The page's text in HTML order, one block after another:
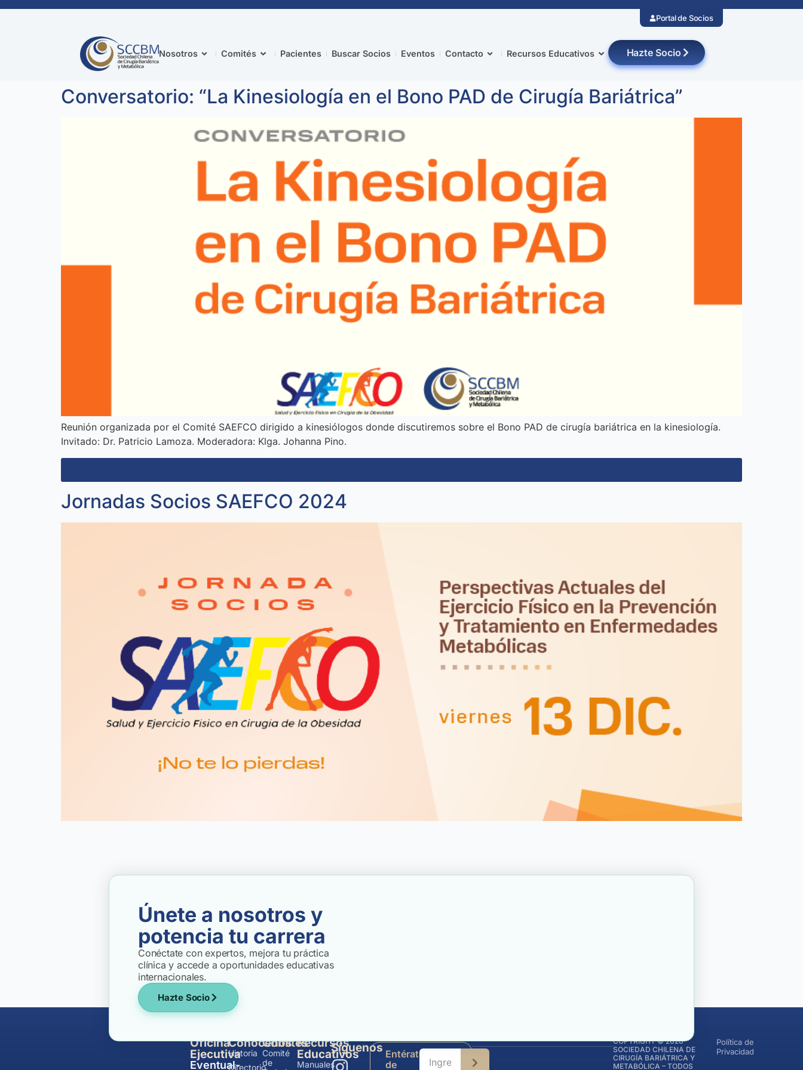
Portal de Socios
Nosotros Comités Pacientes Buscar Socios Eventos Contacto Recursos Educativos Hazte Socio
Conversatorio: “La Kinesiología en el Bono PAD de Cirugía Bariátrica”
Reunión organizada por el Comité SAEFCO dirigido a kinesiólogos donde discutiremos sobre el Bono PAD de cirugía bariátrica en la kinesiología.
Invitado: Dr. Patricio Lamoza. Moderadora: Klga. Johanna Pino.
Jornadas Socios SAEFCO 2024
Únete a nosotros y
potencia tu carrera
Conéctate con expertos, mejora tu práctica
clínica y accede a oportunidades educativas
internacionales.
Hazte Socio
Oficina
Ejecutiva
Eventual-
Conócenos
Historia
Directorio
Comités
Comité
de
Recursos
Educativos
Manuales
Síguenos Entérate
de
COPYRIGHT © 2026
SOCIEDAD CHILENA DE
CIRUGÍA BARIÁTRICA Y
METABÓLICA – TODOS
Política de
Privacidad